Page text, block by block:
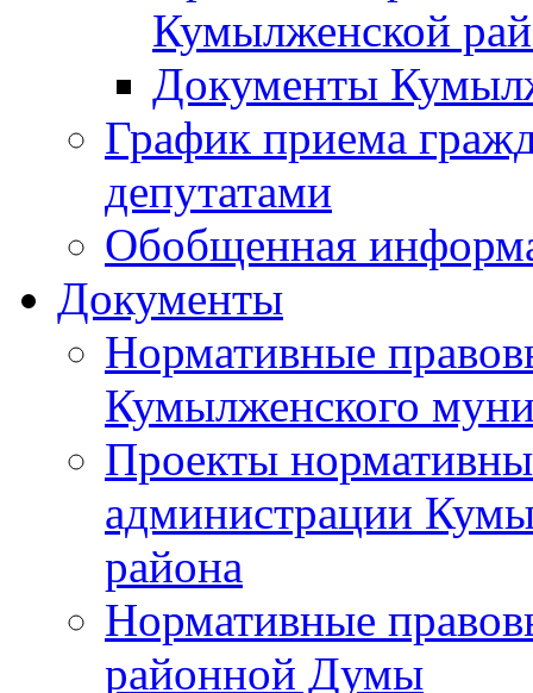
Кумылженской
Документы
График приема
депутатами
Обобщенная
Документы
Нормативные
Кумылженского
Проекты
администрации
района
Нормативные
районной Думы